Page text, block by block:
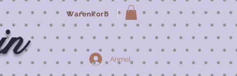
Warenkorb
Anmelden